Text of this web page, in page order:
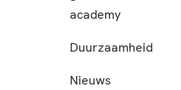
academy
Duurzaamheid
Nieuws